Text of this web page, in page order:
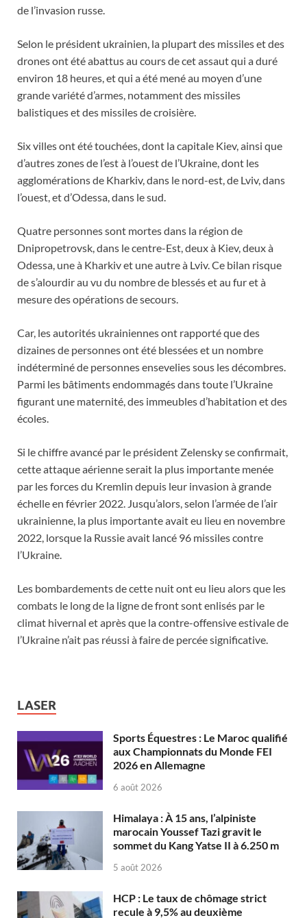
de l’invasion russe.
Selon le président ukrainien, la plupart des missiles et des
drones ont été abattus au cours de cet assaut qui a duré
environ 18 heures, et qui a été mené au moyen d’une
grande variété d’armes, notamment des missiles
balistiques et des missiles de croisière.
Six villes ont été touchées, dont la capitale Kiev, ainsi que
d’autres zones de l’est à l’ouest de l’Ukraine, dont les
agglomérations de Kharkiv, dans le nord-est, de Lviv, dans
l’ouest, et d’Odessa, dans le sud.
Quatre personnes sont mortes dans la région de
Dnipropetrovsk, dans le centre-Est, deux à Kiev, deux à
Odessa, une à Kharkiv et une autre à Lviv. Ce bilan risque
de s’alourdir au vu du nombre de blessés et au fur et à
mesure des opérations de secours.
Car, les autorités ukrainiennes ont rapporté que des
dizaines de personnes ont été blessées et un nombre
indéterminé de personnes ensevelies sous les décombres.
Parmi les bâtiments endommagés dans toute l’Ukraine
figurant une maternité, des immeubles d’habitation et des
écoles.
Si le chiffre avancé par le président Zelensky se confirmait,
cette attaque aérienne serait la plus importante menée
par les forces du Kremlin depuis leur invasion à grande
échelle en février 2022. Jusqu’alors, selon l’armée de l’air
ukrainienne, la plus importante avait eu lieu en novembre
2022, lorsque la Russie avait lancé 96 missiles contre
l’Ukraine.
Les bombardements de cette nuit ont eu lieu alors que les
combats le long de la ligne de front sont enlisés par le
climat hivernal et après que la contre-offensive estivale de
l’Ukraine n’ait pas réussi à faire de percée significative.
LASER
Sports Équestres : Le Maroc qualifié
aux Championnats du Monde FEI
2026 en Allemagne
6 août 2026
Himalaya : À 15 ans, l’alpiniste
marocain Youssef Tazi gravit le
sommet du Kang Yatse II à 6.250 m
5 août 2026
HCP : Le taux de chômage strict
recule à 9,5% au deuxième